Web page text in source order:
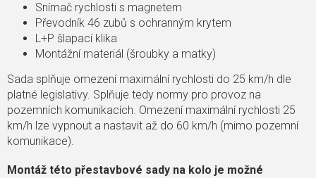
Snímač rychlosti s magnetem
Převodník 46 zubů s ochranným krytem
L+P šlapací klika
Montážní materiál (šroubky a matky)
Sada splňuje omezení maximální rychlosti do 25 km/h dle
platné legislativy. Splňuje tedy normy pro provoz na
pozemních komunikacích. Omezení maximální rychlosti 25
km/h lze vypnout a nastavit až do 60 km/h (mimo pozemní
komunikace).
Montáž této přestavbové sady na kolo je možné